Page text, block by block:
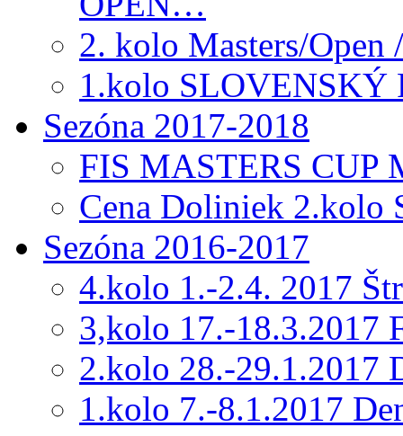
2. kolo Masters/
1.kolo
Sezóna 2017-2018
FIS MASTERS CUP
Cena Doliniek 2.kolo
Sezóna 2016-2017
4.kolo 1.-2.4. 2017
3,kolo 17.-18.3.2017
2.kolo 28.-29.1.2017
1.kolo 7.-8.1.2017